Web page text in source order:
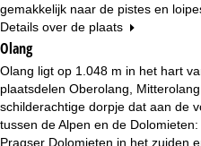
gemakkelijk naar de pistes en
Details over de plaats
Olang
Olang ligt op 1.048 m in het hart
plaatsdelen Oberolang,
schilderachtige dorpje dat aan de
tussen de Alpen en de
Pragser Dolomieten in het zuiden